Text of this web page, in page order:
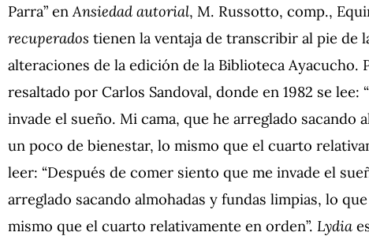
Parra” en Ansiedad autorial, M. Russotto, comp.,
recuperados tienen la ventaja de transcribir al pie de
alteraciones de la edición de la Biblioteca Ayacucho.
resaltado por Carlos Sandoval, donde en 1982 se
invade el sueño. Mi cama, que he arreglado sacando
un poco de bienestar, lo mismo que el cuarto
leer: “Después de comer siento que me invade el
arreglado sacando almohadas y fundas limpias, lo
mismo que el cuarto relativamente en orden”. Lydia